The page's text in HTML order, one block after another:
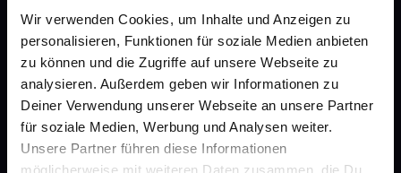
Wir verwenden Cookies, um Inhalte und Anzeigen zu
personalisieren, Funktionen für soziale Medien anbieten
zu können und die Zugriffe auf unsere Webseite zu
analysieren. Außerdem geben wir Informationen zu
Deiner Verwendung unserer Webseite an unsere Partner
für soziale Medien, Werbung und Analysen weiter.
Unsere Partner führen diese Informationen
Über uns
Karriere